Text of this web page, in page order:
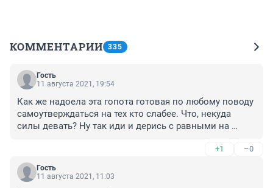
КОММЕНТАРИИ 335
Гость
11 августа 2021, 19:54
Как же надоела эта гопота готовая по любому поводу
самоутверждаться на тех кто слабее. Что, некуда
силы девать? Ну так иди и дерись с равными на
попади на олимпиаду и докажи всем что ты лучший,
что ты полезен для страны. Но эти отбросы на такое
неспособны, они способны только избить толпой
+1 –0
Гость
11 августа 2021, 11:03